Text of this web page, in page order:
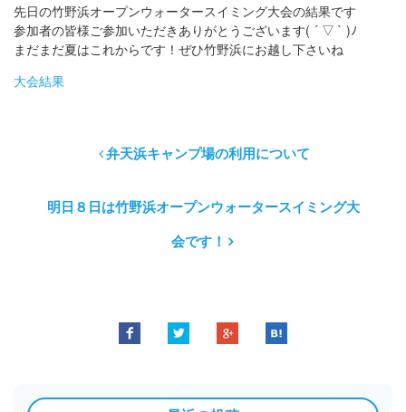
先日の竹野浜オープンウォータースイミング大会の結果です
参加者の皆様ご参加いただきありがとうございます( ´ ▽ ` )ﾉ
まだまだ夏はこれからです！ぜひ竹野浜にお越し下さいね
大会結果
弁天浜キャンプ場の利用について
明日８日は竹野浜オープンウォータースイミング大
会です！